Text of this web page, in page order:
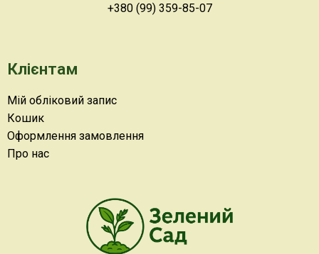
+380 (99) 359-85-07
Клієнтам
Мій обліковий запис
Кошик
Оформлення замовлення
Про нас